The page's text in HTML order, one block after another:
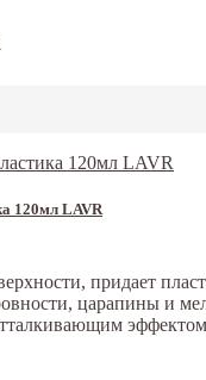
120мл LAVR
придает
царапины и